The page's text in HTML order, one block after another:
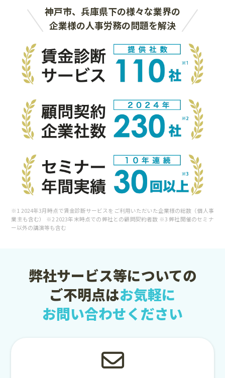
神戸市、兵庫県下の様々な業界の
企業様の人事労務の問題を解決
※1 2024年3月時点で賃金診断サービスをご利用いただいた企業様の総数（個人事
業主も含む） ※2 2023年末時点での弊社との顧問契約者数 ※3 弊社開催のセミナ
ー以外の講演等も含む
弊社サービス等についての
ご不明点はお気軽に
お問い合わせください